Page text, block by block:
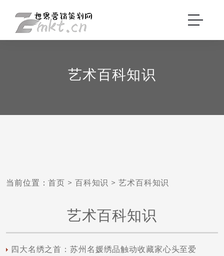
艺术百科知识
当前位置：首页 > 百科知识 > 艺术百科知识
艺术百科知识
四大名绣之首：苏州名媛绣品触动收藏家心头至爱